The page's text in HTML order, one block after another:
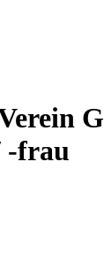
-frau